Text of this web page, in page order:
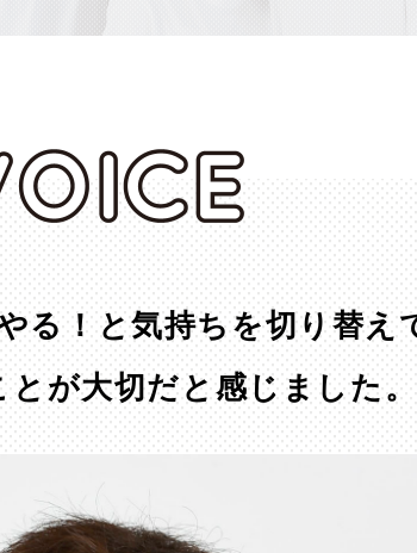
る！と気持ちを切り替え
が大切だと感じました。